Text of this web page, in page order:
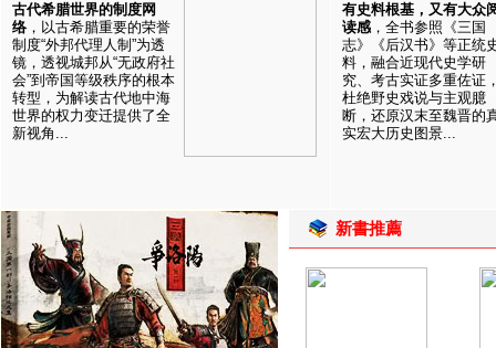
古代希腊世界的制度网
络 ，以古希腊重要的荣誉
制度“外邦代理人制”为透
镜，透视城邦从“无政府社
会”到帝国等级秩序的根本
转型，为解读古代地中海
世界的权力变迁提供了全
新视角...
有史料根基，又有大众
读感 ，全书参照《三国
志》《后汉书》等正统
料，融合近现代史学研
究、考古实证多重佐证
杜绝野史戏说与主观臆
断，还原汉末至魏晋的
实宏大历史图景...
新書推薦